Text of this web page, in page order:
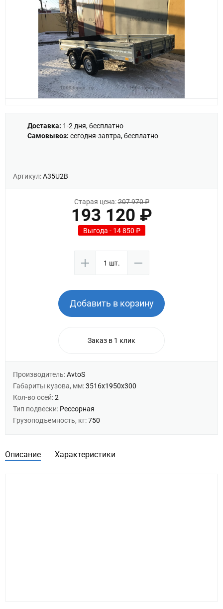
Доставка: 1-2 дня, бесплатно
Самовывоз: сегодня-завтра, бесплатно
Артикул:A35U2B
Старая цена:207 970 ₽
193 120 ₽
Выгода - 14 850 ₽
Добавить в корзину
Заказ в 1 клик
Производитель:AvtoS
Габариты кузова, мм:3516х1950х300
Кол-во осей:2
Тип подвески: Рессорная
Грузоподъемность, кг:750
Описание Характеристики